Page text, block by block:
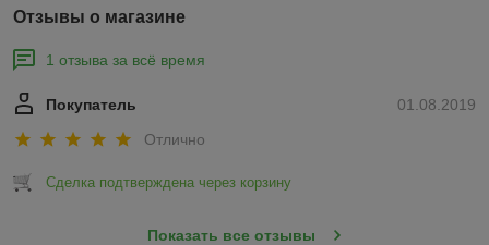
Отзывы о магазине
1 отзыва за всё время
01.08.2019
Покупатель
Отлично
Сделка подтверждена через корзину
Показать все отзывы